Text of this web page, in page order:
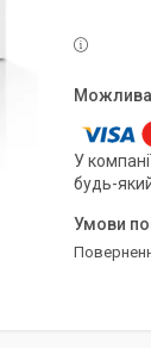
У
будь-